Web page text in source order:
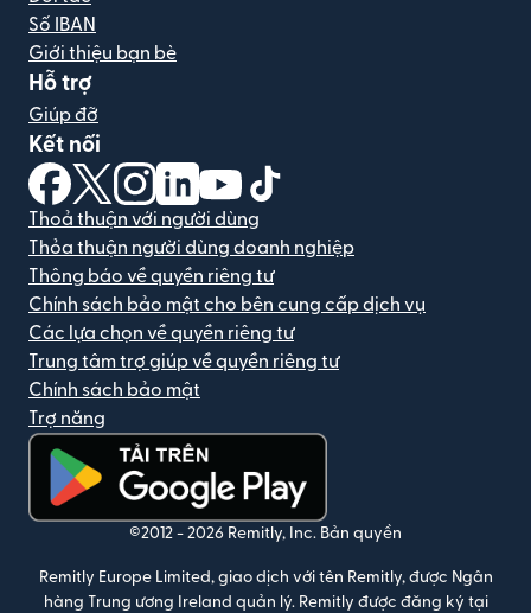
Số IBAN
Giới thiệu bạn bè
Hỗ trợ
Giúp đỡ
Kết nối
(mở trong cửa sổ mới)
(mở trong cửa sổ mới)
(mở trong cửa sổ mới)
(mở trong cửa sổ mới)
(mở trong cửa sổ mới)
Thoả thuận với người dùng
Thỏa thuận người dùng doanh nghiệp
Thông báo về quyền riêng tư
Chính sách bảo mật cho bên cung cấp dịch vụ
Các lựa chọn về quyền riêng tư
Trung tâm trợ giúp về quyền riêng tư
Chính sách bảo mật
Trợ năng
(mở trong cửa sổ mới)
©2012 - 2026 Remitly, Inc. Bản quyền
Remitly Europe Limited, giao dịch với tên Remitly, được Ngân
hàng Trung ương Ireland quản lý. Remitly được đăng ký tại